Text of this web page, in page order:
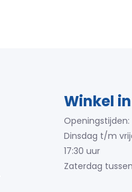
Winkel
Openingstijden:
Dinsdag t/m
17:30 uur
Zaterdag